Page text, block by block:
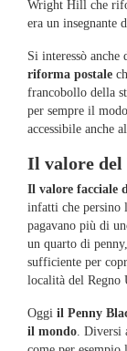
Wright Hill che
era un insegnante
Si interessò
riforma postale
francobollo della
per sempre il
accessibile anche
Il valore del
Il valore facciale
infatti che persino
pagavano più di
un quarto di
sufficiente per
località del Regno
Oggi il Penny
il mondo. Diversi